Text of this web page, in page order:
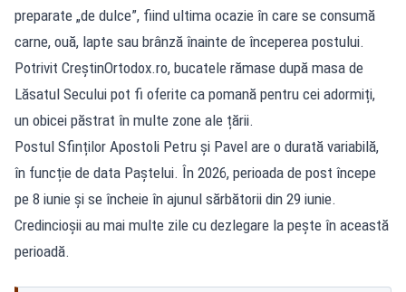
preparate „de dulce”, fiind ultima ocazie în care se consumă
carne, ouă, lapte sau brânză înainte de începerea postului.
Potrivit CreștinOrtodox.ro, bucatele rămase după masa de
Lăsatul Secului pot fi oferite ca pomană pentru cei adormiți,
un obicei păstrat în multe zone ale țării.
Postul Sfinților Apostoli Petru și Pavel are o durată variabilă,
în funcție de data Paștelui. În 2026, perioada de post începe
pe 8 iunie și se încheie în ajunul sărbătorii din 29 iunie.
Credincioșii au mai multe zile cu dezlegare la pește în această
perioadă.